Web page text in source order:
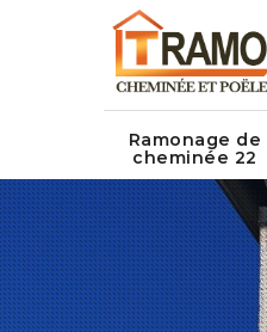
Ramonage de
cheminée 22